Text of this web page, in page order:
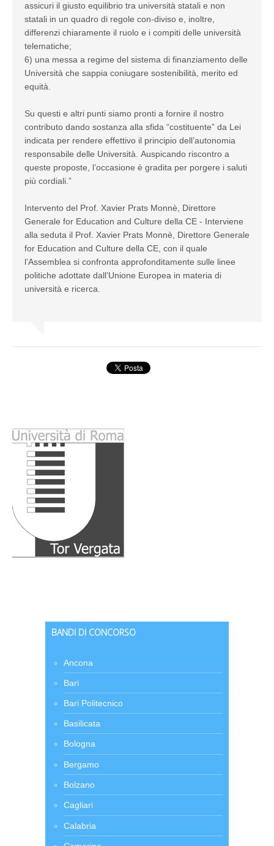
assicuri il giusto equilibrio tra università statali e non
statali in un quadro di regole con-diviso e, inoltre,
differenzi chiaramente il ruolo e i compiti delle università
telematiche;
6) una messa a regime del sistema di finanziamento delle
Università che sappia coniugare sostenibilità, merito ed
equità.
Su questi e altri punti siamo pronti a fornire il nostro
contributo dando sostanza alla sfida “costituente” da Lei
indicata per rendere effettivo il principio dell’autonomia
responsabile delle Università. Auspicando riscontro a
queste proposte, l’occasione è gradita per porgere i saluti
più cordiali.”
Intervento del Prof. Xavier Prats Monnè, Direttore
Generale for Education and Culture della CE - Interviene
alla seduta il Prof. Xavier Prats Monnè, Direttore Generale
for Education and Culture della CE, con il quale
l’Assemblea si confronta approfonditamente sulle linee
politiche adottate dall’Unione Europea in materia di
università e ricerca.
BANDI DI CONCORSO
Ancona
Bari
Bari Politecnico
Basilicata
Bologna
Bergamo
Bolzano
Cagliari
Calabria